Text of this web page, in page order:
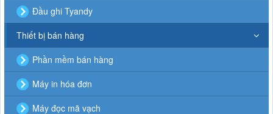
Đầu ghi Tyandy
Thiết bị bán hàng
Phần mềm bán hàng
Máy in hóa đơn
Máy đọc mã vạch